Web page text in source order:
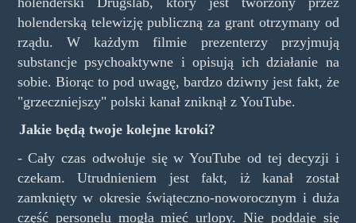
holenderską telewizję publiczną za grant otrzymany od
rządu. W każdym filmie prezenterzy przyjmują
substancje psychoaktywne i opisują ich działanie na
sobie. Biorąc to pod uwagę, bardzo dziwny jest fakt, że
"grzeczniejszy" polski kanał zniknął z YouTube.
Jakie będą twoje kolejne kroki?
- Cały czas odwołuje się w YouTube od tej decyzji i
czekam. Utrudnieniem jest fakt, iż kanał został
zamknięty w okresie świąteczno-noworocznym i duża
część personelu mogła mieć urlopy. Nie poddaje się